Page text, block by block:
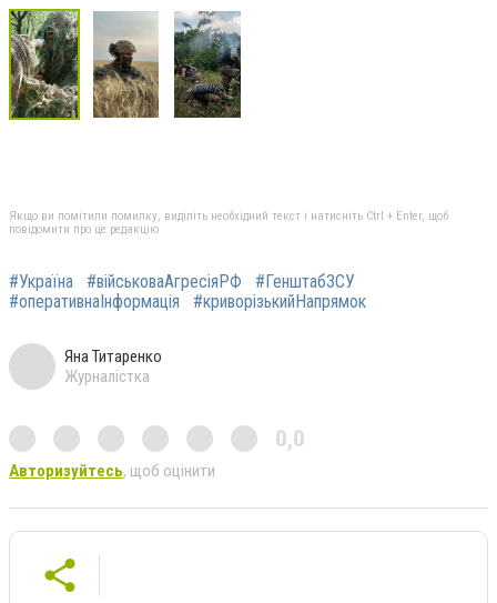
Якщо ви помітили помилку, виділіть необхідний текст і натисніть Ctrl + Enter, щоб
повідомити про це редакцію
#Україна #військоваАгресіяРФ
#ГенштабЗСУ
#оперативнаІнформація
#криворізькийНапрямок
Яна Титаренко
Журналістка
0,0
Авторизуйтесь, щоб оцінити